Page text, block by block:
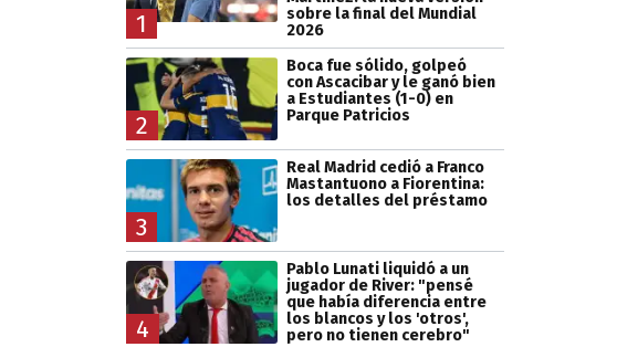
1
sobre la final del Mundial
2026
2
Boca fue sólido, golpeó
con Ascacibar y le ganó bien
a Estudiantes (1-0) en
Parque Patricios
3
Real Madrid cedió a Franco
Mastantuono a Fiorentina:
los detalles del préstamo
4
Pablo Lunati liquidó a un
jugador de River: "pensé
que había diferencia entre
los blancos y los 'otros',
pero no tienen cerebro"